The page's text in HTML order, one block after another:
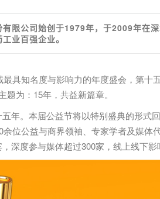
有限公司始创于1979年，于2009年在
业百强企业。
具知名度与影响力的年度盛会，第十
题为：15年，共益新篇章。
年。本届公益节将以特别盛典的形式
余位公益与商界领袖、专家学者及媒体
深度参与媒体超过300家，线上线下影